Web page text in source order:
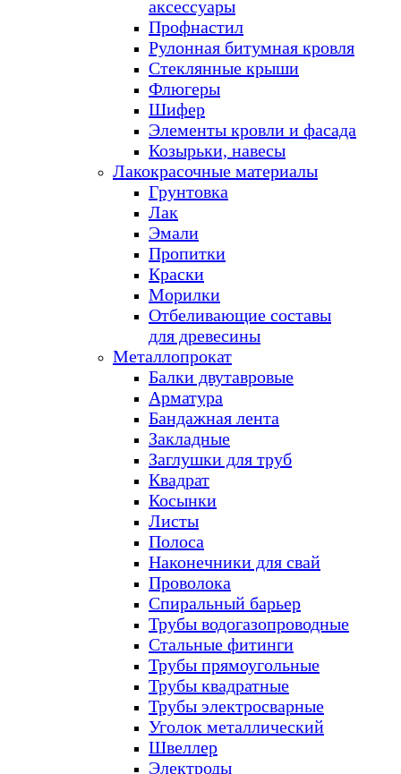
аксессуары
Профнастил
Рулонная битумная кровля
Стеклянные крыши
Флюгеры
Шифер
Элементы кровли и фасада
Козырьки, навесы
Лакокрасочные материалы
Грунтовка
Лак
Эмали
Пропитки
Краски
Морилки
Отбеливающие составы
для древесины
Металлопрокат
Балки двутавровые
Арматура
Бандажная лента
Закладные
Заглушки для труб
Квадрат
Косынки
Листы
Полоса
Наконечники для свай
Проволока
Спиральный барьер
Трубы водогазопроводные
Стальные фитинги
Трубы прямоугольные
Трубы квадратные
Трубы электросварные
Уголок металлический
Швеллер
Электроды